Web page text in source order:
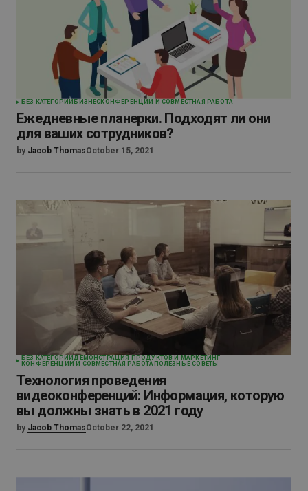
БЕЗ КАТЕГОРИИ БИЗНЕС КОНФЕРЕНЦИИ И СОВМЕСТНАЯ РАБОТА
Ежедневные планерки. Подходят ли они
для ваших сотрудников?
by Jacob ThomasOctober 15, 2021
БЕЗ КАТЕГОРИИ ДЕМОНСТРАЦИЯ ПРОДУКТОВ И МАРКЕТИНГ
КОНФЕРЕНЦИИ И СОВМЕСТНАЯ РАБОТА ПОЛЕЗНЫЕ СОВЕТЫ
Технология проведения
видеоконференций: Информация, которую
вы должны знать в 2021 году
by Jacob ThomasOctober 22, 2021